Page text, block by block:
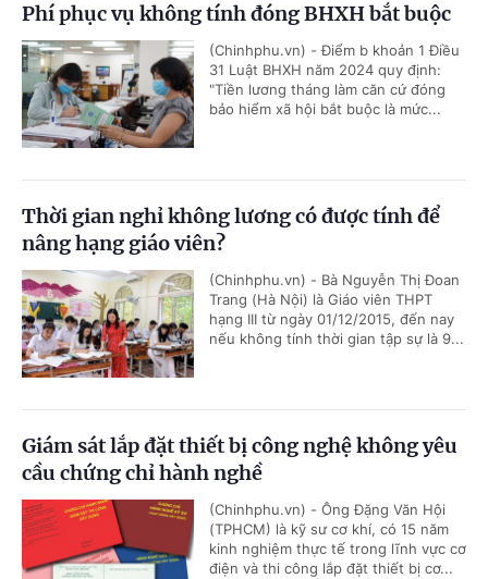
Phí phục vụ không tính đóng BHXH bắt buộc
(Chinhphu.vn) - Điểm b khoản 1 Điều
31 Luật BHXH năm 2024 quy định:
"Tiền lương tháng làm căn cứ đóng
bảo hiểm xã hội bắt buộc là mức...
Thời gian nghỉ không lương có được tính để
nâng hạng giáo viên?
(Chinhphu.vn) - Bà Nguyễn Thị Đoan
Trang (Hà Nội) là Giáo viên THPT
hạng III từ ngày 01/12/2015, đến nay
nếu không tính thời gian tập sự là 9...
Giám sát lắp đặt thiết bị công nghệ không yêu
cầu chứng chỉ hành nghề
(Chinhphu.vn) - Ông Đặng Văn Hội
(TPHCM) là kỹ sư cơ khí, có 15 năm
kinh nghiệm thực tế trong lĩnh vực cơ
điện và thi công lắp đặt thiết bị cơ...